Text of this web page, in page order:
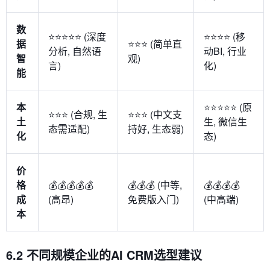
数
据
智
能
⭐⭐⭐⭐⭐ (深度
分析, 自然语
言)
⭐⭐⭐ (简单直
观)
⭐⭐⭐⭐ (移
动BI, 行业
化)
本
土
化
⭐⭐⭐ (合规, 生
态需适配)
⭐⭐⭐ (中文支
持好, 生态弱)
⭐⭐⭐⭐⭐ (原
生, 微信生
态)
价
格
成
本
💰💰💰💰💰
(高昂)
💰💰💰 (中等,
免费版入门)
💰💰💰💰
(中高端)
6.2 不同规模企业的AI CRM选型建议